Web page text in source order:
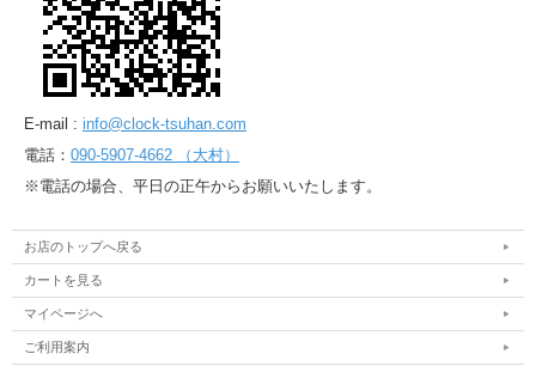
E-mail : info@clock-tsuhan.com
電話： 090-5907-4662 （大村）
※電話の場合、平日の正午からお願いいたします。
お店のトップへ戻る
カートを見る
マイページへ
ご利用案内